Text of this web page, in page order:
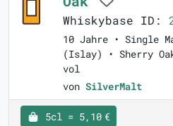
Whiskybase ID:
10 Jahre • Single
(Islay) • Sherry
vol
von SilverMalt
5cl = 5,10 €